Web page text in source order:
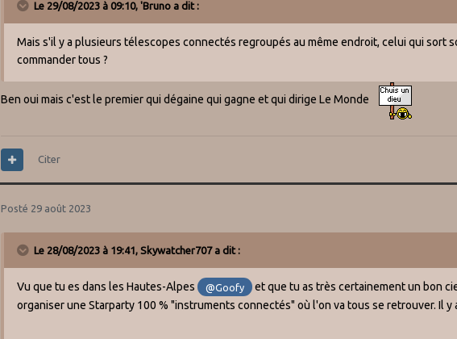
Le 29/08/2023 à 09:10,'Bruno a dit :
Mais s'il y a plusieurs télescopes connectés regroupés au même endroit, celui qui sort
commander tous ?
Ben oui mais c'est le premier qui dégaine qui gagne et qui dirige Le Monde
Citer
Posté 29 août 2023
Le 28/08/2023 à 19:41,Skywatcher707a dit :
Vu que tu es dans les Hautes-Alpes @Goofy
et que tu as très certainement un bon
organiser une Starparty 100 % "instruments connectés" où l'on va tous se retrouver. Il y